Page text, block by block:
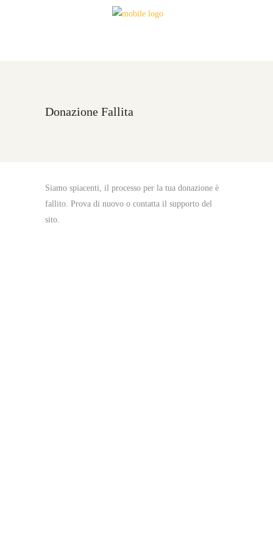
Donazione Fallita
Siamo spiacenti, il processo per la tua donazione è
fallito. Prova di nuovo o contatta il supporto del
sito.